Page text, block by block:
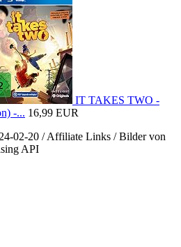
IT TAKES TWO -
-... 16,99 EUR
02-20 / Affiliate Links / Bilder von
API